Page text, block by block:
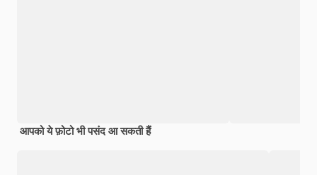
आपको ये फ़ोटो भी पसंद आ सकती हैं